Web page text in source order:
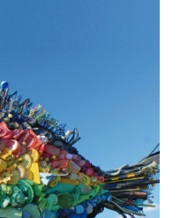
ズ
戸田レモン
ラ
から探す
回 未来へつなぐ人
回 せとうちの海を育む山々
楽
Bois
ェクトとは